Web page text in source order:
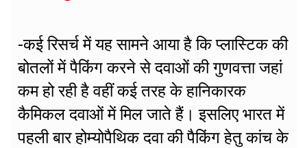
-कई रिसर्च में यह सामने आया है कि प्लास्टिक की
बोतलों में पैकिंग करने से दवाओं की गुणवत्ता जहां
कम हो रही है वहीं कई तरह के हानिकारक
कैमिकल दवाओं में मिल जाते हैं। इसलिए भारत में
पहली बार होम्योपैथिक दवा की पैकिंग हेतु कांच के